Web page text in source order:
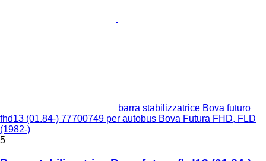
barra stabilizzatrice Bova futuro
fhd13 (01.84-) 77700749 per autobus Bova Futura FHD, FLD
(1982-)
5